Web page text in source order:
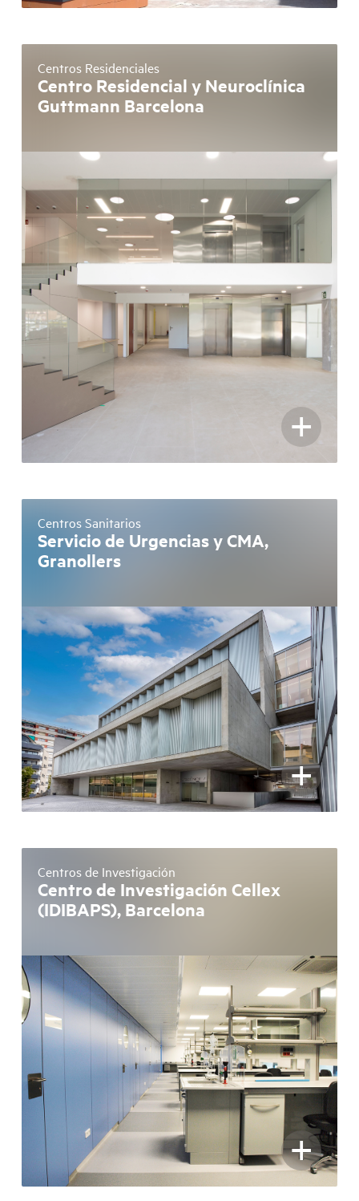
Centros Residenciales
Centro Residencial y Neuroclínica
Guttmann Barcelona
+
Centros Sanitarios
Servicio de Urgencias y CMA,
Granollers
+
Centros de Investigación
Centro de Investigación Cellex
(IDIBAPS), Barcelona
+